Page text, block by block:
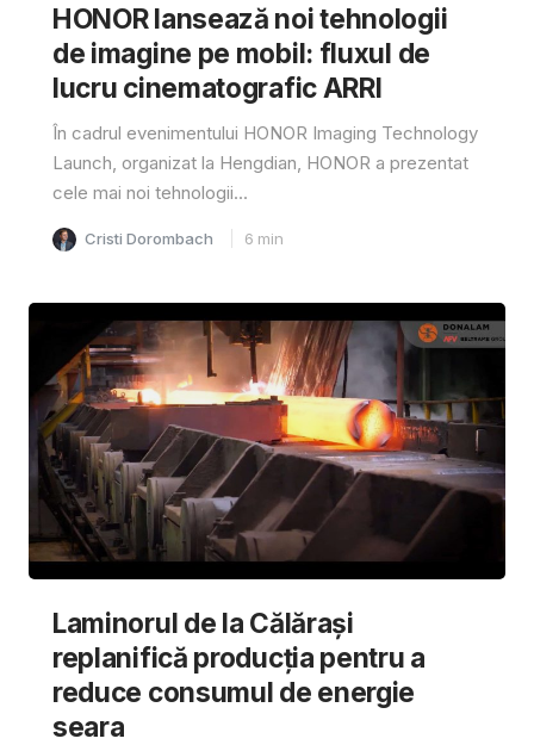
HONOR lansează noi tehnologii
de imagine pe mobil: fluxul de
lucru cinematografic ARRI
În cadrul evenimentului HONOR Imaging Technology
Launch, organizat la Hengdian, HONOR a prezentat
cele mai noi tehnologii...
Cristi Dorombach 6 min
Laminorul de la Călărași
replanifică producția pentru a
reduce consumul de energie
seara